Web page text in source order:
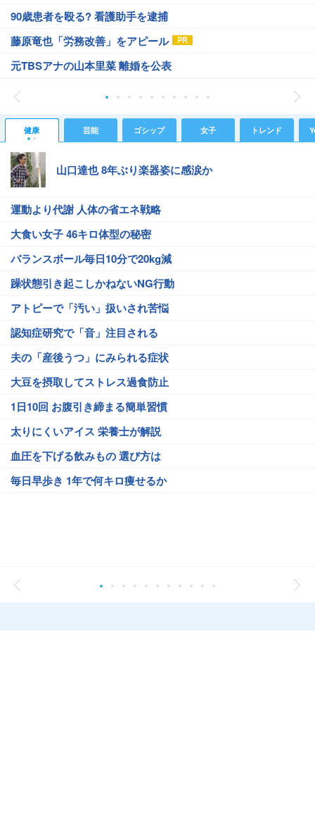
90歳患者を殴る? 看護助手を逮捕
藤原竜也「労務改善」をアピール
元TBSアナの山本里菜 離婚を公表
健康 芸能 ゴシップ 女子 トレンド
山口達也 8年ぶり楽器姿に感涙か
運動より代謝 人体の省エネ戦略
大食い女子 46キロ体型の秘密
バランスボール毎日10分で20kg減
躁状態引き起こしかねないNG行動
アトピーで「汚い」扱いされ苦悩
認知症研究で「音」注目される
夫の「産後うつ」にみられる症状
大豆を摂取してストレス過食防止
1日10回 お腹引き締まる簡単習慣
太りにくいアイス 栄養士が解説
血圧を下げる飲みもの 選び方は
毎日早歩き 1年で何キロ痩せるか